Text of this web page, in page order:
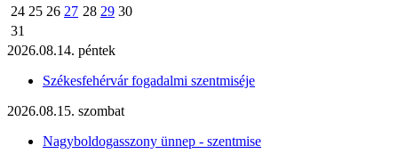
24 25 26 27 28 29 30
31
2026.08.14. péntek
Székesfehérvár fogadalmi szentmiséje
2026.08.15. szombat
Nagyboldogasszony ünnep - szentmise